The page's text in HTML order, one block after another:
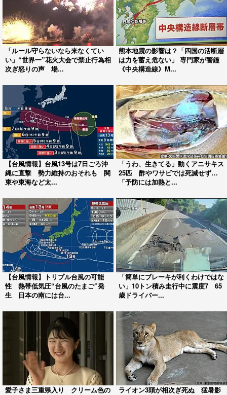
「ルール守らないなら来なくてい
い」“世界一”花火大会で禁止行為相
次ぎ怒りの声 場...
熊本地震の影響は？「四国の活断層
は力を蓄え危ない」 専門家が警鐘
《中央構造線》M...
【台風情報】台風13号は7日ごろ沖
縄に直撃 勢力維持のおそれも 関
東や東海など太...
「うわ、生きてる」動くアニサキス
25匹 酢やワサビでは死滅せず…
「予防には加熱と...
【台風情報】トリプル台風の可能
性 熱帯低気圧“台風のたまご”発
生 日本の南には台...
「簡単にブレーキが利くわけではな
い」10トン積み走行中に震度7 65
歳ドライバー...
愛子さま三重県入り クリーム色の
ライオン3頭が相次ぎ死ぬ 猛暑影